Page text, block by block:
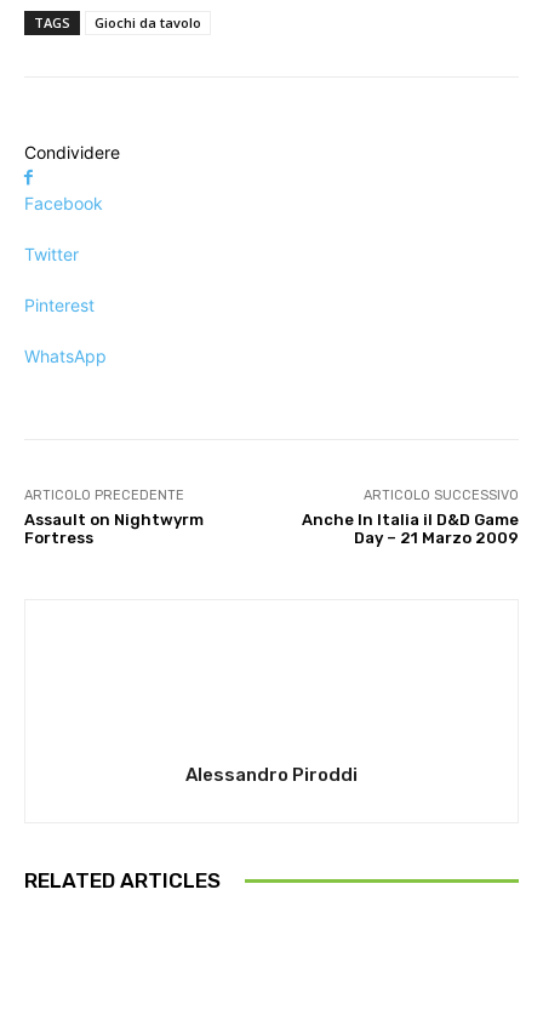
TAGS Giochi da tavolo
Condividere
Facebook
Twitter
Pinterest
WhatsApp
ARTICOLO PRECEDENTE
Assault on Nightwyrm
Fortress
ARTICOLO SUCCESSIVO
Anche In Italia il D&D Game
Day – 21 Marzo 2009
Alessandro Piroddi
RELATED ARTICLES